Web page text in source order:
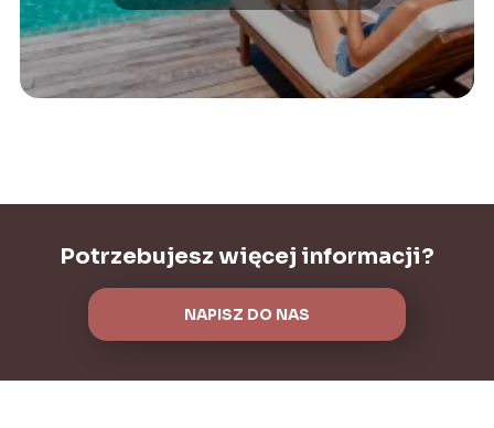
Potrzebujesz więcej informacji?
NAPISZ DO NAS